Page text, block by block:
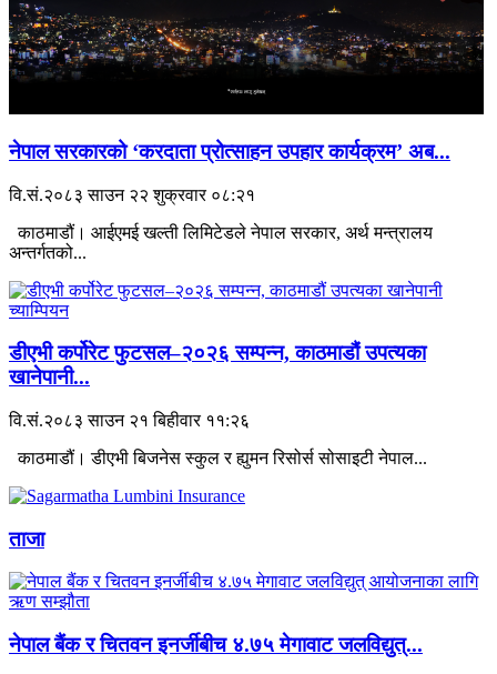
नेपाल सरकारको ‘करदाता प्रोत्साहन उपहार कार्यक्रम’ अब...
वि.सं.२०८३ साउन २२ शुक्रवार ०८:२१
काठमाडौं। आईएमई खल्ती लिमिटेडले नेपाल सरकार, अर्थ मन्त्रालय
अन्तर्गतको...
डीएभी कर्पोरेट फुटसल–२०२६ सम्पन्न, काठमाडौं उपत्यका
खानेपानी...
वि.सं.२०८३ साउन २१ बिहीवार ११:२६
काठमाडौं। डीएभी बिजनेस स्कुल र ह्युमन रिसोर्स सोसाइटी नेपाल...
ताजा
नेपाल बैंक र चितवन इनर्जीबीच ४.७५ मेगावाट जलविद्युत्...